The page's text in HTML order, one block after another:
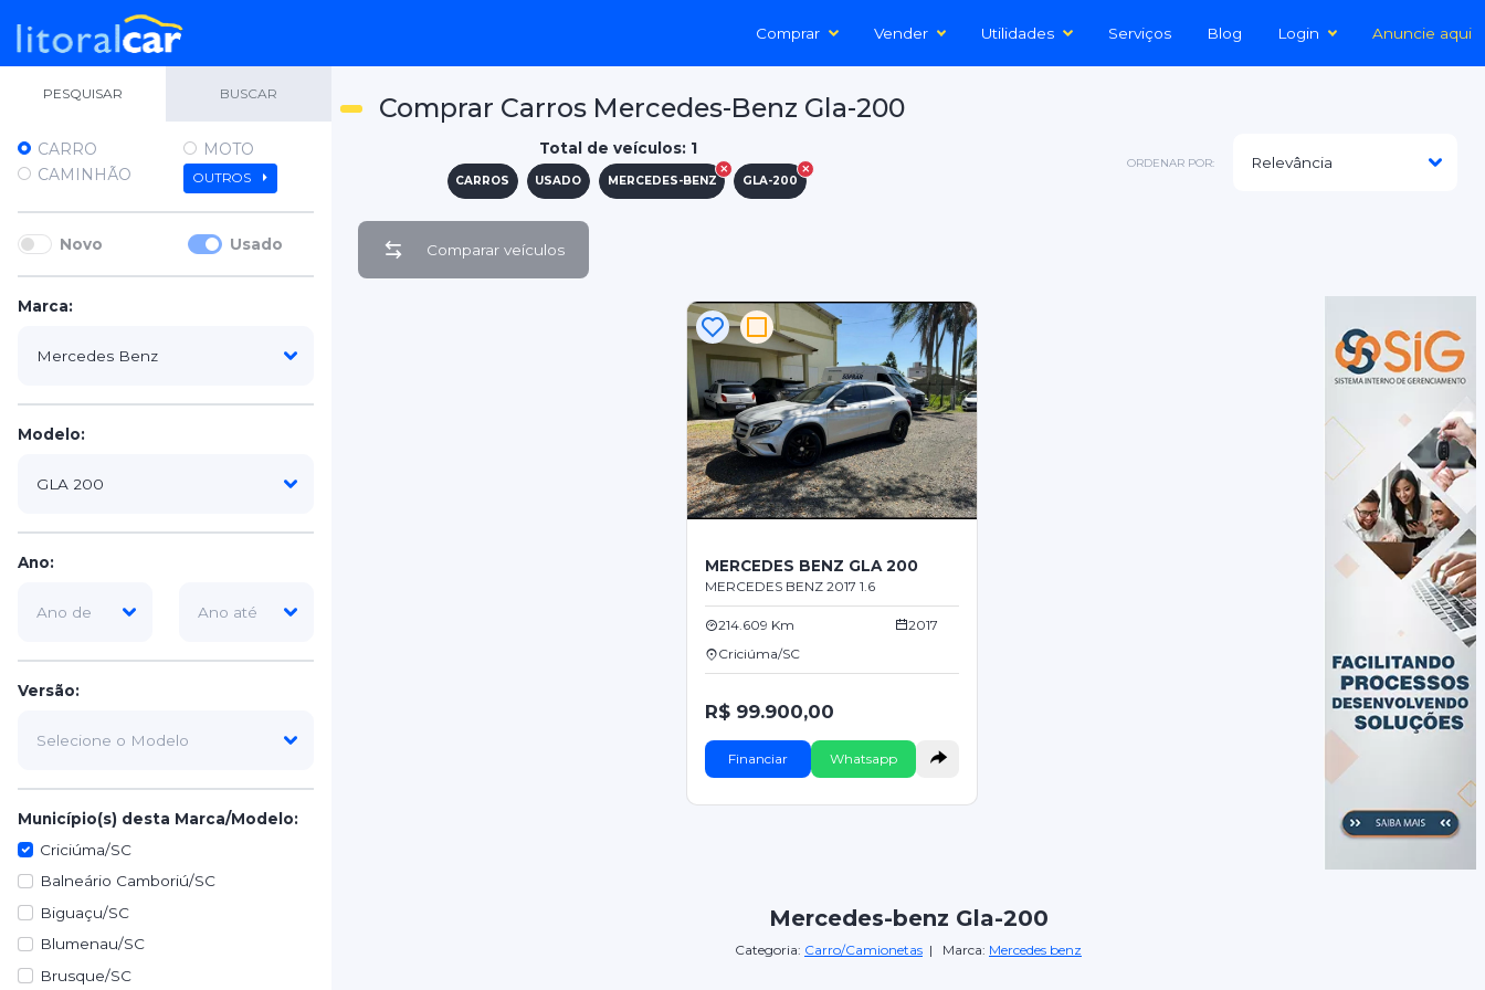
Comprar Vender Utilidades Serviços Blog Login Anuncie aqui
PESQUISAR BUSCAR
CARRO
MOTO
CAMINHÃO
OUTROS
Novo Usado
Marca:
Modelo:
Ano:
Versão:
Município(s) desta Marca/Modelo:
Criciúma/SC
Balneário Camboriú/SC
Biguaçu/SC
Blumenau/SC
Brusque/SC
Comprar Carros Mercedes-Benz Gla-200
Total de veículos: 1
CARROS USADO MERCEDES-BENZ GLA-200
ORDENAR POR:
Comparar veículos
MERCEDES BENZ GLA 200
MERCEDES BENZ 2017 1.6
214.609 Km
2017
Criciúma/SC
R$ 99.900,00
Financiar Whatsapp
Mercedes-benz Gla-200
Categoria: Carro/Camionetas | Marca: Mercedes benz